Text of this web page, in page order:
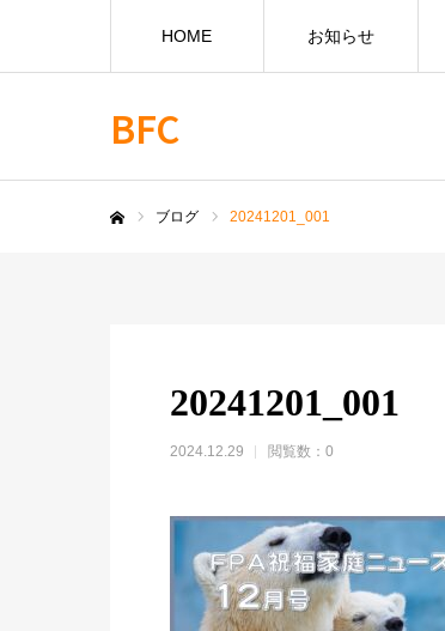
BFC
HOME お知らせ
ブログ 20241201_001
20241201_001
2024.12.29 閲覧数：0